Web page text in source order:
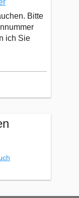
Bitte
ich Sie